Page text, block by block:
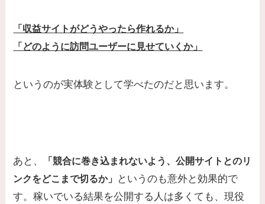
「収益サイトがどうやったら作れるか」
「どのように訪問ユーザーに見せていくか」
というのが実体験として学べたのだと思います。
あと、 「競合に巻き込まれないよう、公開サイトとのリ
ンクをどこまで切るか」
というのも意外と効果的で
す。稼いでいる結果を公開する人は多くても、現役